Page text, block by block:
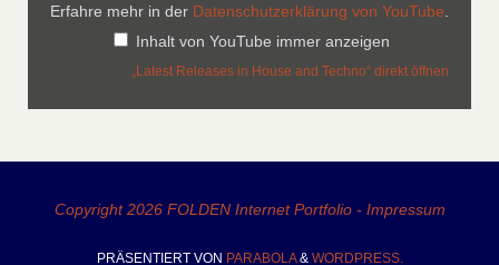
Erfahre mehr in der Datenschutzerklärung von YouTube
Inhalt von YouTube immer anzeigen
„Latest Releases in House and Techno“ direkt öffnen
Copyright 2026 FOLDEN Internet Portfolio - Impressum
PRÄSENTIERT VON PARABOLA& WORDPRESS.